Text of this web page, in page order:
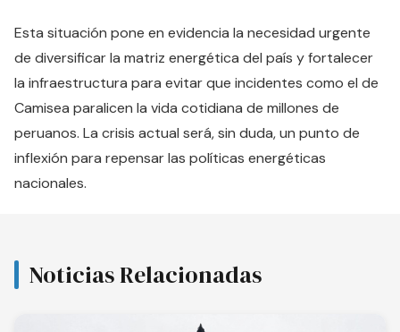
Esta situación pone en evidencia la necesidad urgente
de diversificar la matriz energética del país y fortalecer
la infraestructura para evitar que incidentes como el de
Camisea paralicen la vida cotidiana de millones de
peruanos. La crisis actual será, sin duda, un punto de
inflexión para repensar las políticas energéticas
nacionales.
Noticias Relacionadas